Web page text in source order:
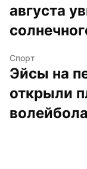
августа
Спорт
Эйсы на
открыли
волейбола